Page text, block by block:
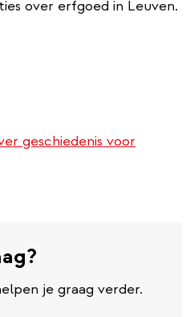
over erfgoed in Leuven.
geschiedenis voor
je graag verder.